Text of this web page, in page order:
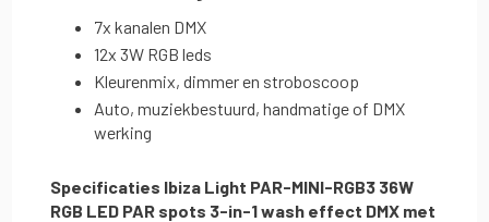
7x kanalen DMX
12x 3W RGB leds
Kleurenmix, dimmer en stroboscoop
Auto, muziekbestuurd, handmatige of DMX
werking
Specificaties Ibiza Light PAR-MINI-RGB3 36W
RGB LED PAR spots 3-in-1 wash effect DMX met